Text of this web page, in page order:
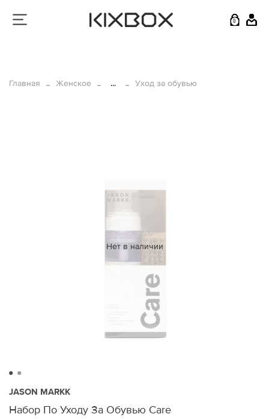
0
Главная Женское ... Уход за обувью
Нет в наличии
JASON MARKK
Набор По Уходу За Обувью Care